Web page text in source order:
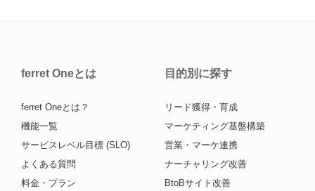
ferret Oneとは
ferret Oneとは？
機能一覧
サービスレベル目標 (SLO)
よくある質問
料金・プラン
目的別に探す
リード獲得・育成
マーケティング基盤構築
営業・マーケ連携
ナーチャリング改善
BtoBサイト改善